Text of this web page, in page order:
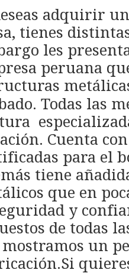
adquirir
tienes
les
peruana
Todas las
Cuenta
para el
tiene
que en
y
de todas
mostramos un